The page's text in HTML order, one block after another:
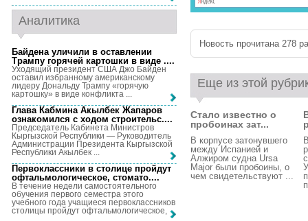
Новость прочитана 278
Еще из этой
Стало известно о
пробоинах зат...
В корпусе затонувшего
между Испанией и
Алжиром судна Ursa
Major были пробоины, о
чем свидетельствуют ...
Аналитика
Байдена уличили в оставлении
Трампу горячей картошки в виде ....
Уходящий президент США Джо Байден
оставил избранному американскому
лидеру Дональду Трампу «горячую
картошку» в виде конфликта ...
Глава Кабмина Акылбек Жапаров
ознакомился с ходом строительс....
Председатель Кабинета Министров
Кыргызской Республики — Руководитель
Администрации Президента Кыргызской
Республики Акылбек ...
Первоклассники в столице пройдут
офтальмологическое, стомато....
В течение недели самостоятельного
обучения первого семестра этого
учебного года учащиеся первоклассников
столицы пройдут офтальмологическое, ...